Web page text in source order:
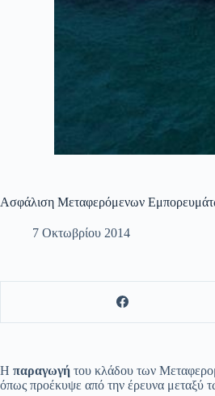
Ασφάλιση Μεταφερόμενων
7 Οκτωβρίου 2014
Η παραγωγή του κλάδου των
όπως προέκυψε από την έρευνα μεταξύ